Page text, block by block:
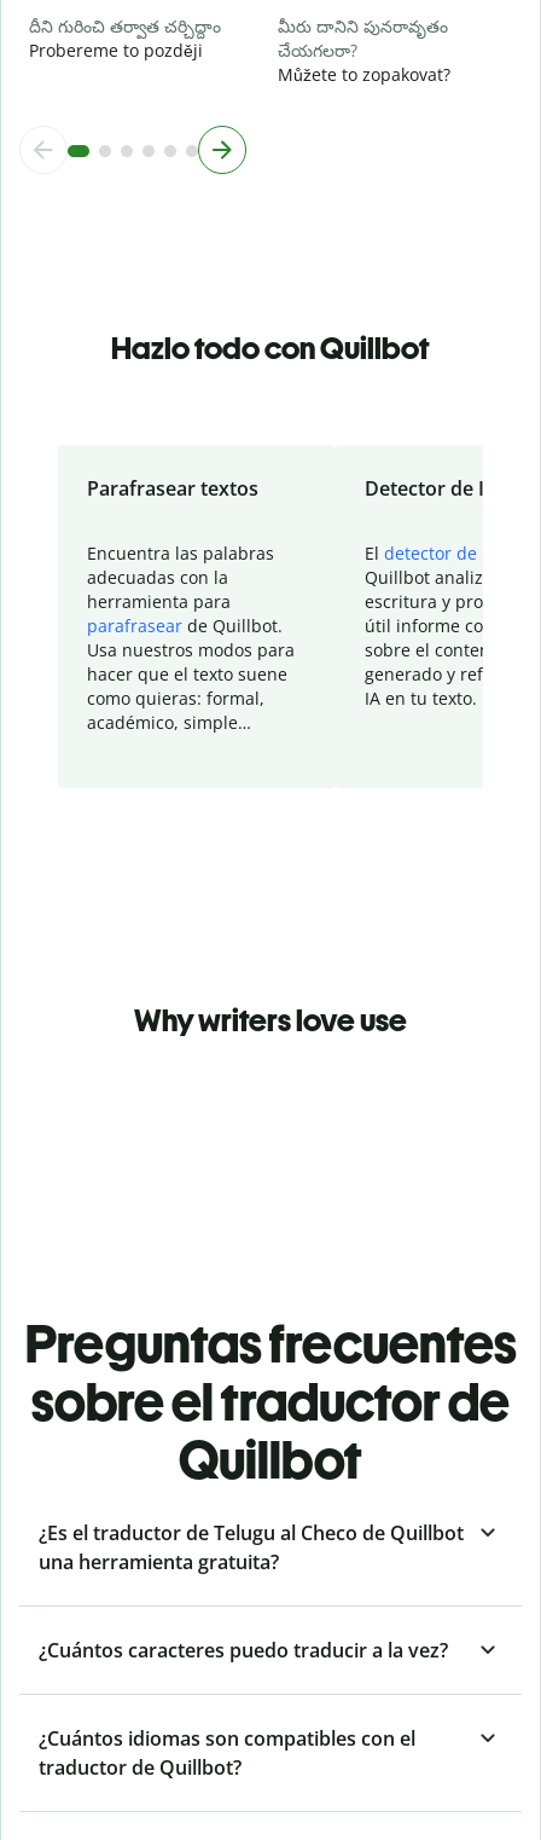
దీని గురించి తర్వాత చర్చిద్దాం
Probereme to později
మీరు దానిని పునరావృతం
చేయగలరా?
Můžete to zopakovat?
Hazlo todo con Quillbot
Parafrasear textos
Encuentra las palabras
adecuadas con la
herramienta para
parafrasear de Quillbot.
Usa nuestros modos para
hacer que el texto suene
como quieras: formal,
académico, simple…
Detector de IA
El detector de IA
Quillbot analiza tu
escritura y
útil informe con
sobre el contenido
generado y refinado
IA en tu texto.
Why writers love use
Preguntas frecuentes
sobre el traductor de
Quillbot
¿Es el traductor de Telugu al Checo de Quillbot
una herramienta gratuita?
¿Cuántos caracteres puedo traducir a la vez?
¿Cuántos idiomas son compatibles con el
traductor de Quillbot?